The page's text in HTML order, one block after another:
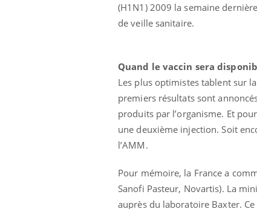
(H1N1) 2009 la semaine
de veille sanitaire.
Quand le vaccin sera
Les plus optimistes tablent sur
premiers résultats sont
produits par l’organisme. Et
une deuxième injection. Soit
l’AMM.
Pour mémoire, la France a
Sanofi Pasteur, Novartis). La
auprès du laboratoire Baxter.